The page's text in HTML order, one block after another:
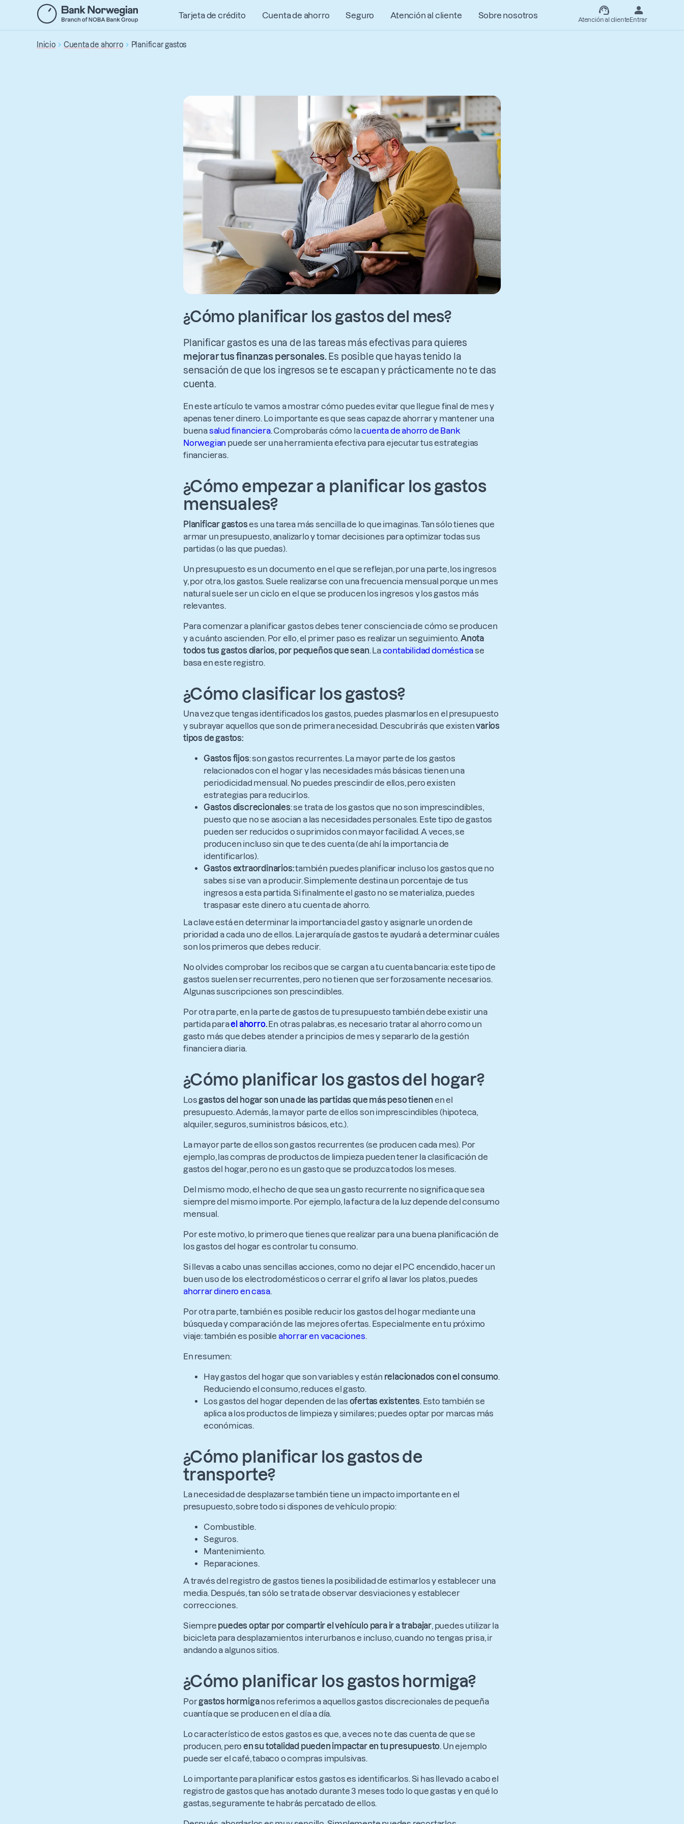
contenido
Tarjeta de crédito Cuenta de ahorro Seguro Atención al cliente Sobre nosotros Atención al clienteEntrar
Inicio Cuenta de ahorro Planificar gastos
¿Cómo planificar los gastos del mes?
Planificar gastos es una de las tareas más efectivas para quieres
mejorar tus finanzas personales.Es posible que hayas tenido la
sensación de que los ingresos se te escapan y prácticamente no te das
cuenta.
En este artículo te vamos a mostrar cómo puedes evitar que llegue final de mes y
apenas tener dinero. Lo importante es que seas capaz de ahorrar y mantener una
buenasalud financiera. Comprobarás cómo lacuenta de ahorro de Bank
Norwegian puede ser una herramienta efectiva para ejecutar tus estrategias
financieras.
¿Cómo empezar a planificar los gastos
mensuales?
Planificar gastoses una tarea más sencilla de lo que imaginas. Tan sólo tienes que
armar un presupuesto, analizarlo y tomar decisiones para optimizar todas sus
partidas (o las que puedas).
Un presupuesto es un documento en el que se reflejan, por una parte, los ingresos
y, por otra, los gastos. Suele realizarse con una frecuencia mensual porque un mes
natural suele ser un ciclo en el que se producen los ingresos y los gastos más
relevantes.
Para comenzar a planificar gastos debes tener consciencia de cómo se producen
y a cuánto ascienden. Por ello, el primer paso es realizar un seguimiento. Anota
todos tus gastos diarios, por pequeños que sean . Lacontabilidad domésticase
basa en este registro.
¿Cómo clasificar los gastos?
Una vez que tengas identificados los gastos, puedes plasmarlos en el presupuesto
y subrayar aquellos que son de primera necesidad. Descubrirás que existenvarios
tipos de gastos:
Gastos fijos: son gastos recurrentes. La mayor parte de los gastos
relacionados con el hogar y las necesidades más básicas tienen una
periodicidad mensual. No puedes prescindir de ellos, pero existen
estrategias para reducirlos.
Gastos discrecionales: se trata de los gastos que no son imprescindibles,
puesto que no se asocian a las necesidades personales. Este tipo de gastos
pueden ser reducidos o suprimidos con mayor facilidad. A veces, se
producen incluso sin que te des cuenta (de ahí la importancia de
identificarlos).
Gastos extraordinarios:también puedes planificar incluso los gastos que no
sabes si se van a producir. Simplemente destina un porcentaje de tus
ingresos a esta partida. Si finalmente el gasto no se materializa, puedes
traspasar este dinero a tu cuenta de ahorro.
La clave está en determinar la importancia del gasto y asignarle un orden de
prioridad a cada uno de ellos. La jerarquía de gastos te ayudará a determinar cuáles
son los primeros que debes reducir.
No olvides comprobar los recibos que se cargan a tu cuenta bancaria: este tipo de
gastos suelen ser recurrentes, pero no tienen que ser forzosamente necesarios.
Algunas suscripciones son prescindibles.
Por otra parte, en la parte de gastos de tu presupuesto también debe existir una
partida parael ahorro.En otras palabras, es necesario tratar al ahorro como un
gasto más que debes atender a principios de mes y separarlo de la gestión
financiera diaria.
¿Cómo planificar los gastos del hogar?
Los gastos del hogar son una de las partidas que más peso tienen en el
presupuesto. Además, la mayor parte de ellos son imprescindibles (hipoteca,
alquiler, seguros, suministros básicos, etc.).
La mayor parte de ellos son gastos recurrentes (se producen cada mes). Por
ejemplo, las compras de productos de limpieza pueden tener la clasificación de
gastos del hogar, pero no es un gasto que se produzca todos los meses.
Del mismo modo, el hecho de que sea un gasto recurrente no significa que sea
siempre del mismo importe. Por ejemplo, la factura de la luz depende del consumo
mensual.
Por este motivo, lo primero que tienes que realizar para una buena planificación de
los gastos del hogar es controlar tu consumo.
Si llevas a cabo unas sencillas acciones, como no dejar el PC encendido, hacer un
buen uso de los electrodomésticos o cerrar el grifo al lavar los platos, puedes
ahorrar dinero en casa.
Por otra parte, también es posible reducir los gastos del hogar mediante una
búsqueda y comparación de las mejores ofertas. Especialmente en tu próximo
viaje: también es posible ahorrar en vacaciones.
En resumen:
Hay gastos del hogar que son variables y están relacionados con el consumo.
Reduciendo el consumo, reduces el gasto.
Los gastos del hogar dependen de las ofertas existentes. Esto también se
aplica a los productos de limpieza y similares; puedes optar por marcas más
económicas.
¿Cómo planificar los gastos de
transporte?
La necesidad de desplazarse también tiene un impacto importante en el
presupuesto, sobre todo si dispones de vehículo propio:
Combustible.
Seguros.
Mantenimiento.
Reparaciones.
A través del registro de gastos tienes la posibilidad de estimarlos y establecer una
media. Después, tan sólo se trata de observar desviaciones y establecer
correcciones.
Siempre puedes optar por compartir el vehículo para ir a trabajar, puedes utilizar la
bicicleta para desplazamientos interurbanos e incluso, cuando no tengas prisa, ir
andando a algunos sitios.
¿Cómo planificar los gastos hormiga?
Porgastos hormiganos referimos a aquellos gastos discrecionales de pequeña
cuantía que se producen en el día a día.
Lo característico de estos gastos es que, a veces no te das cuenta de que se
producen, peroen su totalidad pueden impactar en tu presupuesto. Un ejemplo
puede ser el café, tabaco o compras impulsivas.
Lo importante para planificar estos gastos es identificarlos. Si has llevado a cabo el
registro de gastos que has anotado durante 3 meses todo lo que gastas y en qué lo
gastas, seguramente te habrás percatado de ellos.